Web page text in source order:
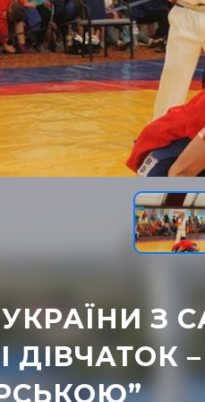
З
ДІВЧАТОК –